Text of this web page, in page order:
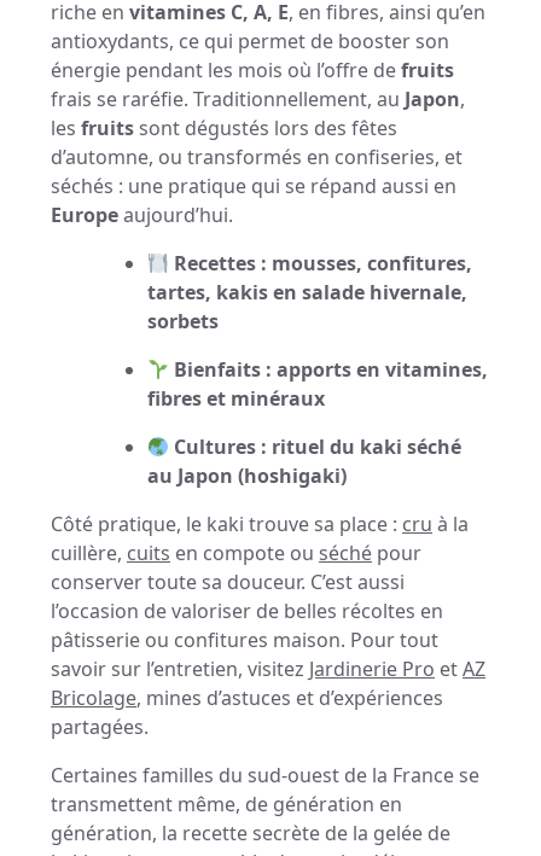
riche en vitamines C, A, E, en fibres, ainsi qu’en
antioxydants, ce qui permet de booster son
énergie pendant les mois où l’offre defruits
frais se raréfie. Traditionnellement, au Japon,
les fruitssont dégustés lors des fêtes
d’automne, ou transformés en confiseries, et
séchés : une pratique qui se répand aussi en
Europeaujourd’hui.
Recettes : mousses, confitures,
tartes, kakis en salade hivernale,
sorbets
Bienfaits : apports en vitamines,
fibres et minéraux
Cultures : rituel du kaki séché
au Japon (hoshigaki)
Côté pratique, le kaki trouve sa place : cru à la
cuillère, cuits en compote ou séché pour
conserver toute sa douceur. C’est aussi
l’occasion de valoriser de belles récoltes en
pâtisserie ou confitures maison. Pour tout
savoir sur l’entretien, visitez Jardinerie Pro etAZ
Bricolage, mines d’astuces et d’expériences
partagées.
Certaines familles du sud-ouest de la France se
transmettent même, de génération en
génération, la recette secrète de la gelée de